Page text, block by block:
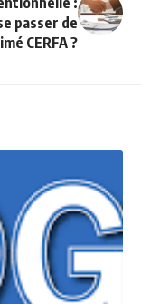
passer de
CERFA ?